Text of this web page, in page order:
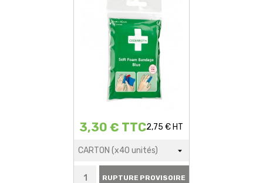
3,30 € TTC2,75 € HT
RUPTURE PROVISOIRE